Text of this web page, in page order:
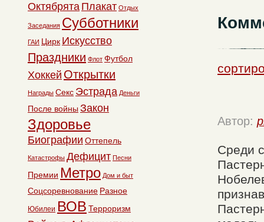
Автор:
Среди
Октябрята Плакат Отдых
Заседания Субботники
ГАИ Цирк Искусство
Праздники Флот Футбол
Хоккей Открытки
Награды Секс Эстрада Деньги
После войны Закон
Здоровье
Биографии Оттепель
Катастрофы Дефицит Песни
Премии Метро Дом и быт
Соцсоревнование Разное
Юбилеи ВОВ Терроризм